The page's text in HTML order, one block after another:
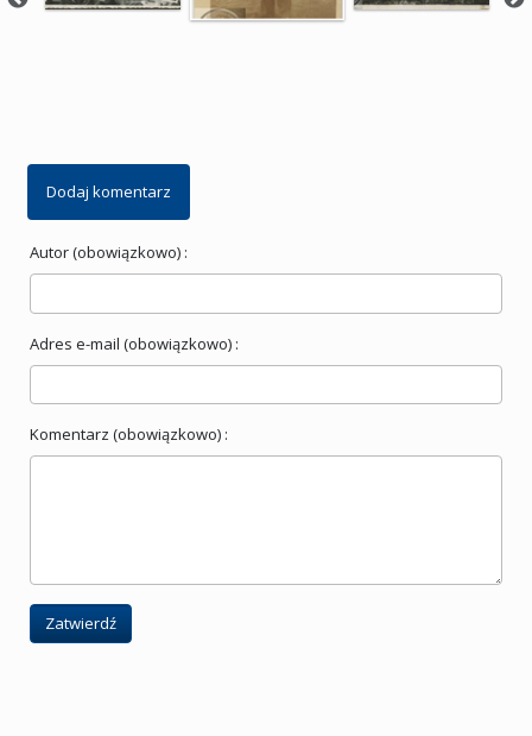
Dodaj komentarz
Autor (obowiązkowo) :
Adres e-mail (obowiązkowo) :
Komentarz (obowiązkowo) :
Zatwierdź